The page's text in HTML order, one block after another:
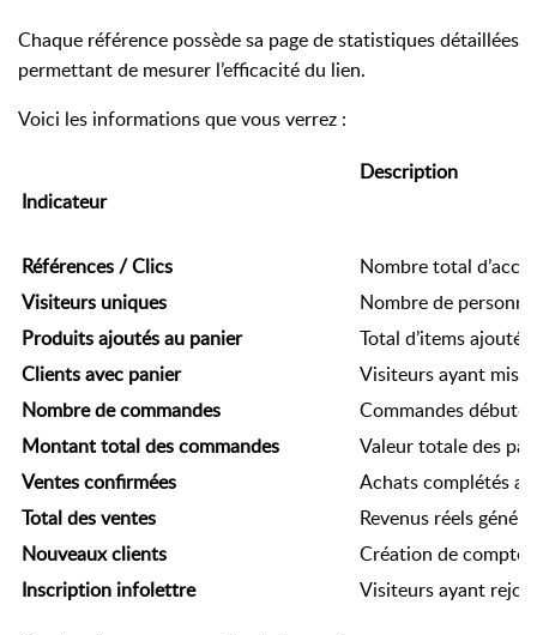
Chaque référence possède sa page de statistiques détaillées
permettant de mesurer l’efficacité du lien.
Voici les informations que vous verrez :
Indicateur
Description
Références / Clics
Nombre total
Visiteurs uniques
Nombre de
Produits ajoutés au panier
Total d’items
Clients avec panier
Visiteurs ayant mis
Nombre de commandes
Commandes
Montant total des commandes
Valeur totale des
Ventes confirmées
Achats complétés
Total des ventes
Revenus réels
Nouveaux clients
Création de compte
Inscription infolettre
Visiteurs ayant